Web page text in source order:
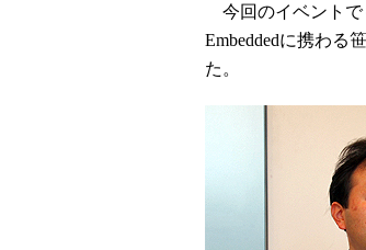
今回のイベントで
Embeddedに携わる
た。